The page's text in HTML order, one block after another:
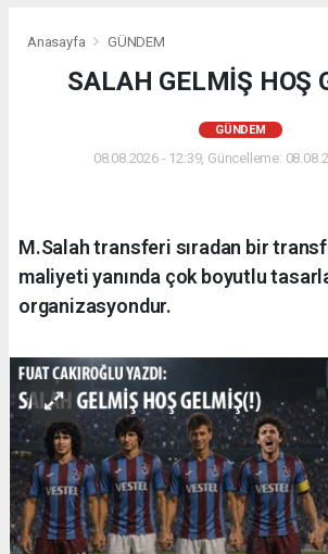
Anasayfa GÜNDEM
SALAH GELMİŞ HOŞ
GÜNDEM
08.08.2026 - 12:39, Güncelleme:
M.Salah transferi sıradan bir
maliyeti yanında çok boyutlu
organizasyondur.